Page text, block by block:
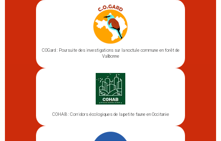
COGard : Poursuite des investigations sur la noctule commune en forêt de
Valbonne
COHAB : Corridors écologiques de la petite faune en Occitanie